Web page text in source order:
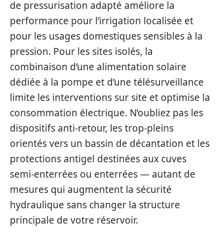
de pressurisation adapté améliore la
performance pour l’irrigation localisée et
pour les usages domestiques sensibles à la
pression. Pour les sites isolés, la
combinaison d’une alimentation solaire
dédiée à la pompe et d’une télésurveillance
limite les interventions sur site et optimise la
consommation électrique. N’oubliez pas les
dispositifs anti-retour, les trop-pleins
orientés vers un bassin de décantation et les
protections antigel destinées aux cuves
semi-enterrées ou enterrées — autant de
mesures qui augmentent la sécurité
hydraulique sans changer la structure
principale de votre réservoir.